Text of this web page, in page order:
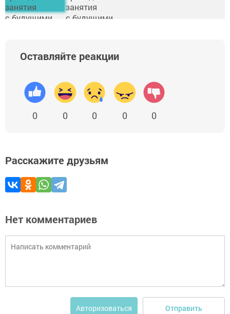
Оставляйте реакции
0 0 0 0 0
Расскажите друзьям
Нет комментариев
Авторизоваться Отправить